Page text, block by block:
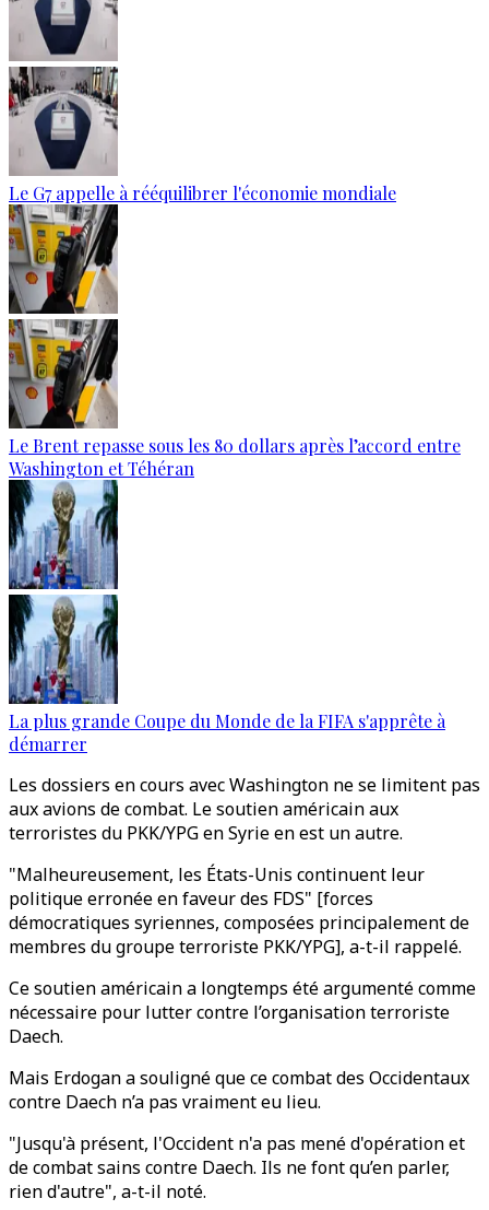
Le G7 appelle à rééquilibrer l'économie mondiale
Le Brent repasse sous les 80 dollars après l’accord entre
Washington et Téhéran
La plus grande Coupe du Monde de la FIFA s'apprête à
démarrer
Les dossiers en cours avec Washington ne se limitent pas
aux avions de combat. Le soutien américain aux
terroristes du PKK/YPG en Syrie en est un autre.
"Malheureusement, les États-Unis continuent leur
politique erronée en faveur des FDS" [forces
démocratiques syriennes, composées principalement de
membres du groupe terroriste PKK/YPG], a-t-il rappelé.
Ce soutien américain a longtemps été argumenté comme
nécessaire pour lutter contre l’organisation terroriste
Daech.
Mais Erdogan a souligné que ce combat des Occidentaux
contre Daech n’a pas vraiment eu lieu.
"Jusqu'à présent, l'Occident n'a pas mené d'opération et
de combat sains contre Daech. Ils ne font qu’en parler,
rien d'autre", a-t-il noté.